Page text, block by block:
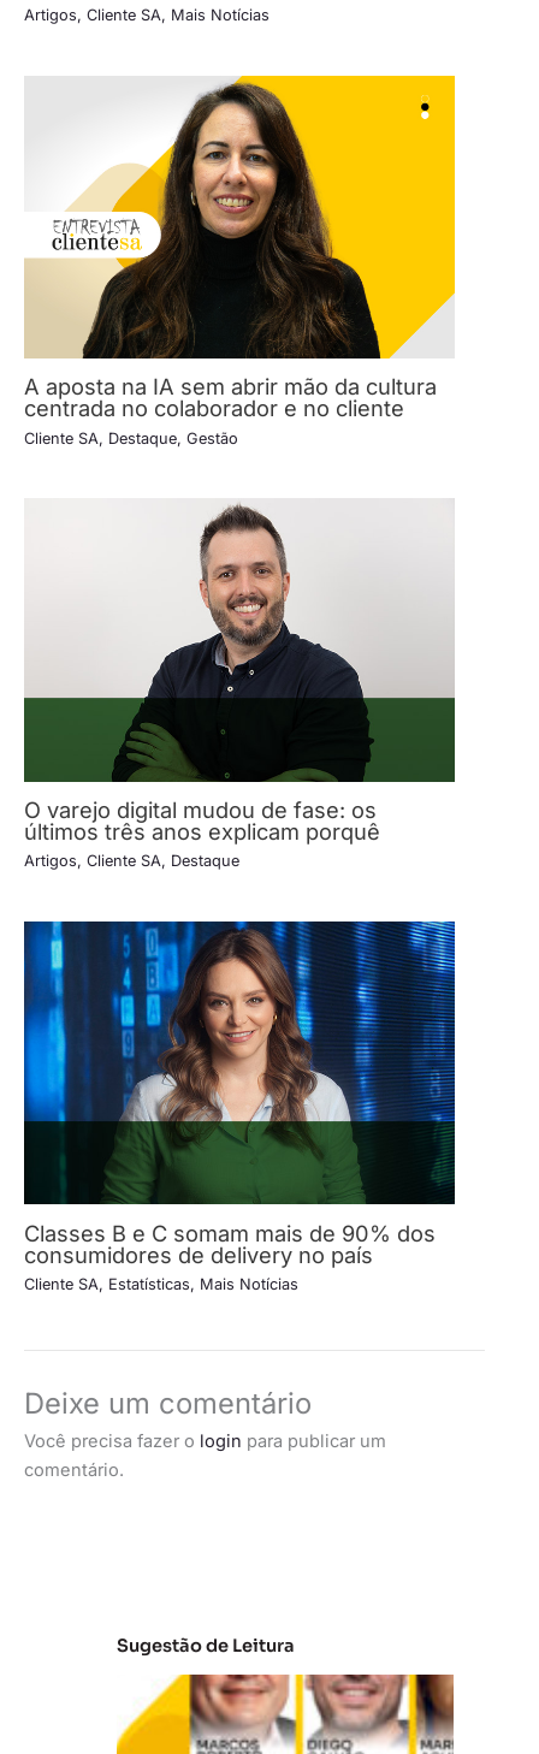
Artigos, Cliente SA, Mais Notícias
A aposta na IA sem abrir mão da cultura
centrada no colaborador e no cliente
Cliente SA, Destaque, Gestão
O varejo digital mudou de fase: os
últimos três anos explicam porquê
Artigos, Cliente SA, Destaque
Classes B e C somam mais de 90% dos
consumidores de delivery no país
Cliente SA, Estatísticas, Mais Notícias
Deixe um comentário
Você precisa fazer o login para publicar um
comentário.
Sugestão de Leitura